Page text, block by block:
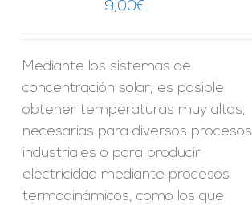
9,00€
Mediante los sistemas de
concentración solar, es posible
obtener temperaturas muy altas,
necesarias para diversos procesos
industriales o para producir
electricidad mediante procesos
termodinámicos, como los que